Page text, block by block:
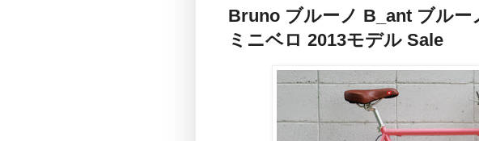
Bruno ブルーノ B_ant ブル
ミニベロ 2013モデル Sale